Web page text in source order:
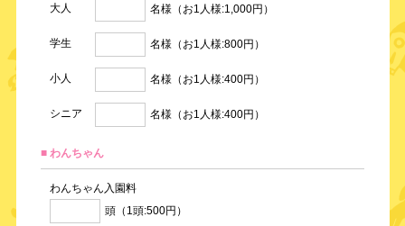
大人 名様（お1人様:1,000円）
学生 名様（お1人様:800円）
小人 名様（お1人様:400円）
シニア 名様（お1人様:400円）
■ わんちゃん
わんちゃん入園料
頭（1頭:500円）